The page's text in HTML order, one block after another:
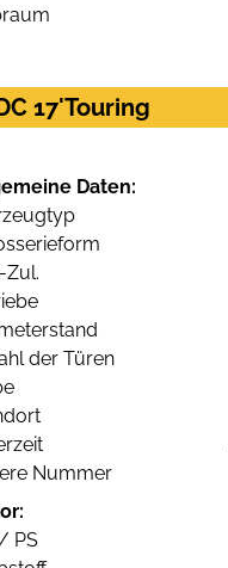
17'Touring
Daten:
Zul.
der Türen
Nummer
PS